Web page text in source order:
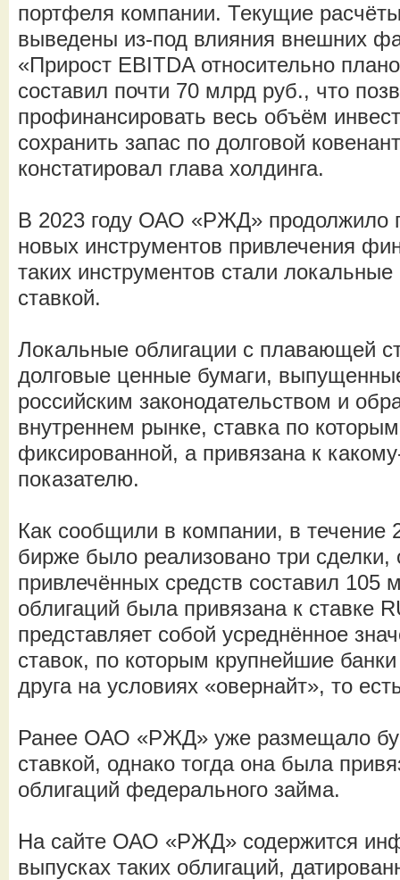
портфеля компании. Текущие
выведены из-под влияния внешних
«Прирост EBITDA относительно
составил почти 70 млрд руб., что
профинансировать весь объём
сохранить запас по долговой
констатировал глава холдинга.
В 2023 году ОАО «РЖД» продолжило
новых инструментов привлечения
таких инструментов стали
ставкой.
Локальные облигации с плавающей
долговые ценные бумаги,
российским законодательством и
внутреннем рынке, ставка по
фиксированной, а привязана к
показателю.
Как сообщили в компании, в течение
бирже было реализовано три
привлечённых средств составил 105
облигаций была привязана к ставке
представляет собой усреднённое
ставок, по которым крупнейшие
друга на условиях «овернайт», то
Ранее ОАО «РЖД» уже размещало
ставкой, однако тогда она была
облигаций федерального займа.
На сайте ОАО «РЖД» содержится
выпусках таких облигаций,